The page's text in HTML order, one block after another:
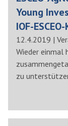
Young
IOF-
12.4.2019 |
Wieder einmal
zu